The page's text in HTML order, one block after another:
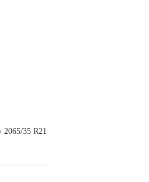
2065/35 R21